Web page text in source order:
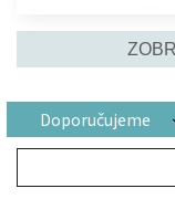
Doporučujeme
Nejlevnější
Nejdražší